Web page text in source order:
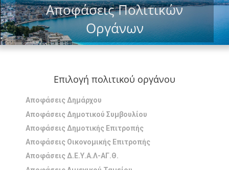
Αποφάσεις Πολιτικών
Οργάνων
Επιλογή πολιτικού οργάνου
Αποφάσεις Δημάρχου
Αποφάσεις Δημοτικού Συμβουλίου
Αποφάσεις Δημοτικής Επιτροπής
Αποφάσεις Οικονομικής Επιτροπής
Αποφάσεις Δ.Ε.Υ.Α.Λ-ΑΓ.Θ.